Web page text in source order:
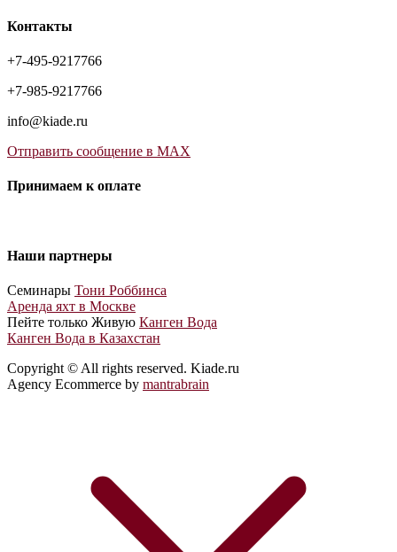
Контакты
+7-495-9217766
+7-985-9217766
info@kiade.ru
Отправить сообщение в MAX
Принимаем к оплате
Наши партнеры
Cеминары Тони Роббинса
Аренда яхт в Москве
Пейте только Живую Канген Вода
Канген Вода в Казахстан
Copyright © All rights reserved. Kiade.ru
Agency Ecommerce by mantrabrain